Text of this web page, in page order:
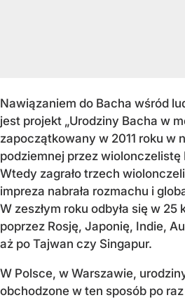
Nawiązaniem do Bacha wśród
jest projekt „Urodziny Bacha w
zapoczątkowany w 2011 roku w
podziemnej przez wiolonczelistę
Wtedy zagrało trzech
impreza nabrała rozmachu i
W zeszłym roku odbyła się w 25
poprzez Rosję, Japonię, Indie,
aż po Tajwan czy Singapur.
W Polsce, w Warszawie,
obchodzone w ten sposób po